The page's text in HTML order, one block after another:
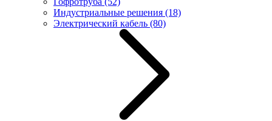
Индустриальные решения (18)
Электрический кабель (80)